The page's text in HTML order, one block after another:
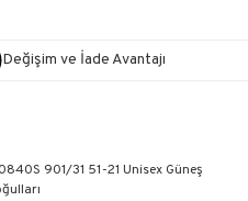
Değişim ve İade Avantajı